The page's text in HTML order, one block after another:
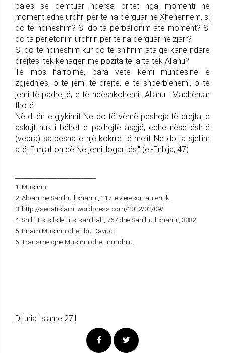
palës së dëmtuar ndërsa pritet nga momenti në
moment edhe urdhri për të na dërguar në Xhehennem, si
do të ndiheshim? Si do ta përballonim atë moment? Si
do ta përjetonim urdhrin për të na dërguar në zjarr?
Si do të ndiheshim kur do të shihnim ata që kanë ndarë
drejtësi tek kënaqen me pozita të larta tek Allahu?
Të mos harrojmë, para vete kemi mundësinë e
zgjedhjes, o të jemi të drejtë, e të shpërblehemi, o të
jemi të padrejtë, e të ndëshkohemi,. Allahu i Madhëruar
thotë:
Në ditën e gjykimit Ne do të vëmë peshoja të drejta, e
askujt nuk i bëhet e padrejtë asgjë, edhe nëse është
(vepra) sa pesha e një kokrre të melit Ne do ta sjellim
atë. E mjafton që Ne jemi llogaritës." (el-Enbija, 47)
1. Muslimi.
2. Albani në Sahihu-l-xhamii, 117, e vlerëson autentik.
3. http://sedatislami.wordpress.com/2012/02/09/
4. Shih: Es-silsiletu-s-sahihah, 767 dhe Sahihu-l-xhamii, 3382.
5. Imam Muslimi dhe Ebu Davudi.
6. Transmetojnë Muslimi dhe Tirmidhiu.
Dituria Islame 271